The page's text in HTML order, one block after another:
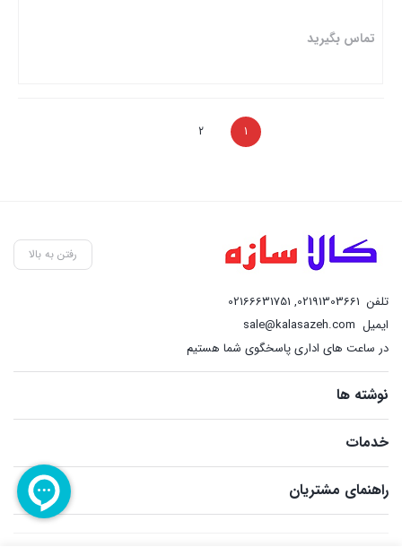
تماس بگیرید
1
2
رفتن به بالا
تلفن 02191303661
,
02166631751
ایمیل sale@kalasazeh.com
در ساعت های اداری پاسخگوی شما هستیم
نوشته ها
خدمات
راهنمای مشتریان